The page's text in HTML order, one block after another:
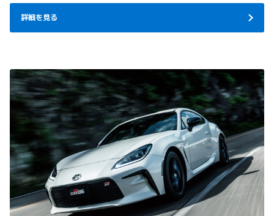
詳細を見る